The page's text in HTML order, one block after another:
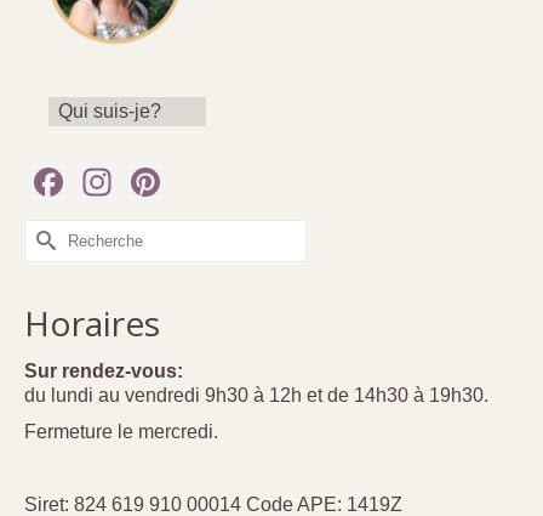
Qui suis-je?
Facebook
Instagram
Rechercher :
Horaires
Sur rendez-vous:
du lundi au vendredi 9h30 à 12h et de 14h30 à 19h30.
Fermeture le mercredi.
Siret: 824 619 910 00014 Code APE: 1419Z